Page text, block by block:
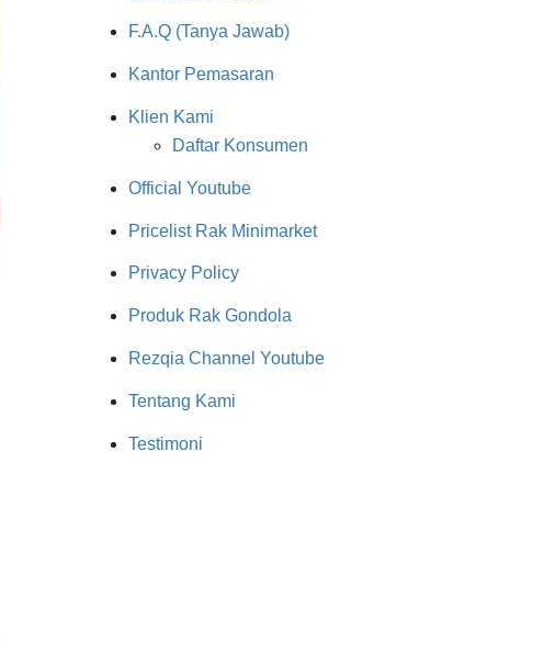
F.A.Q (Tanya Jawab)
Kantor Pemasaran
Klien Kami
Daftar Konsumen
Official Youtube
Pricelist Rak Minimarket
Privacy Policy
Produk Rak Gondola
Rezqia Channel Youtube
Tentang Kami
Testimoni